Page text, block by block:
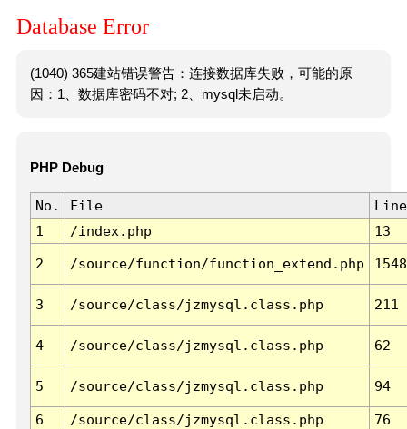
Database Error
(1040) 365建站错误警告：连接数据库失败，可能的原
因：1、数据库密码不对; 2、mysql未启动。
PHP Debug
No. File
Line
1
/index.php 13
2 /source/function/function_extend.php 1548
3 /source/class/jzmysql.class.php 211
4 /source/class/jzmysql.class.php 62
5 /source/class/jzmysql.class.php 94
6 /source/class/jzmysql.class.php 76